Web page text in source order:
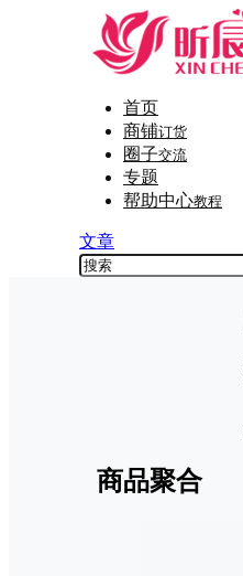
首页
商铺订货
圈子交流
专题
帮助中心教程
文章
商品聚合